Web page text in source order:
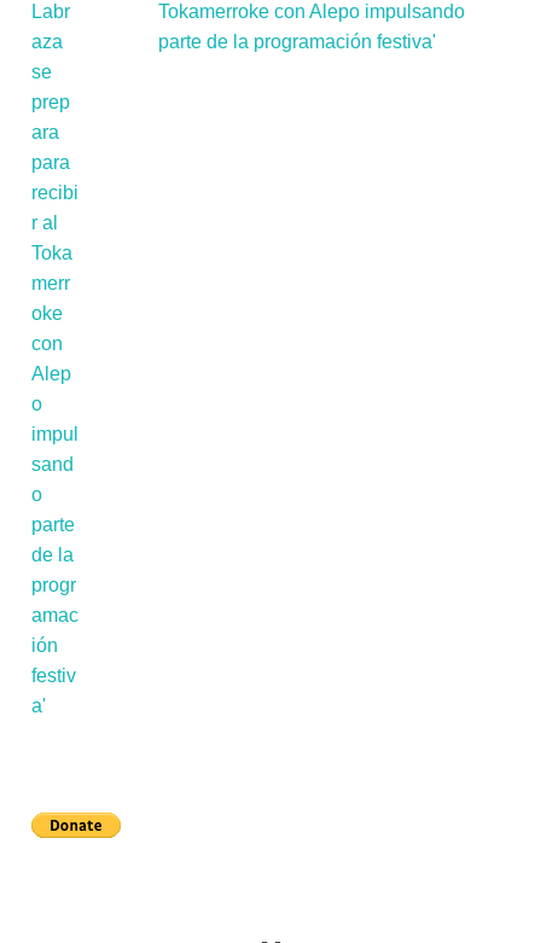
Tokamerroke con Alepo impulsando
parte de la programación festiva'